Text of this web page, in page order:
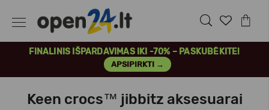
FINALINIS IŠPARDAVIMAS IKI -70% – PASKUBĖKITE!
APSIPIRKTI →
Keen crocs™ jibbitz aksesuarai